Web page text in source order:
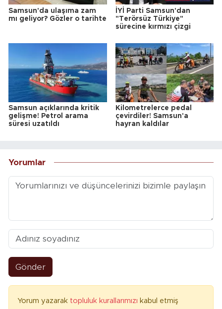
Samsun'da ulaşıma zam
mı geliyor? Gözler o tarihte
İYİ Parti Samsun'dan
"Terörsüz Türkiye"
sürecine kırmızı çizgi
Samsun açıklarında kritik
gelişme! Petrol arama
süresi uzatıldı
Kilometrelerce pedal
çevirdiler! Samsun'a
hayran kaldılar
Yorumlar
Gönder
Yorum yazarak topluluk kurallarımızı kabul etmiş